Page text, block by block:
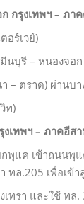
กรุงเทพฯ – ภา
อร์เวย์)
นบุรี – หนองจอ
– ตราด) ผ่าน
ท)
งเทพฯ – ภาคอีส
พุแค เข้าถนนพุ
ทล.205 เพื่อเข้
เทรา และใช้ ท